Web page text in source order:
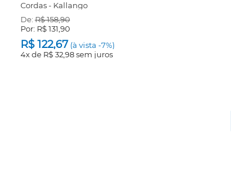
Cordas - Kallango
De:R$ 158,90
Por: R$ 131,90
R$ 122,67 (à vista -7%)
4x deR$ 32,98sem juros